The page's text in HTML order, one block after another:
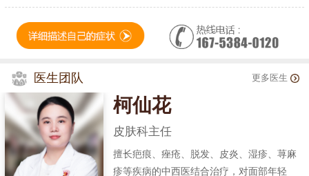
医生团队 更多医生
柯仙花
皮肤科主任
擅长疤痕、痤疮、脱发、皮炎、湿疹、荨麻
疹等疾病的中西医结合治疗，对面部年轻